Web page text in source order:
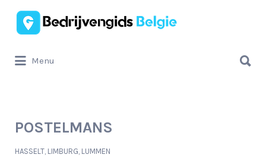
Zoek
naar:
Menu
naar:
POSTELMANS
HASSELT, LIMBURG, LUMMEN